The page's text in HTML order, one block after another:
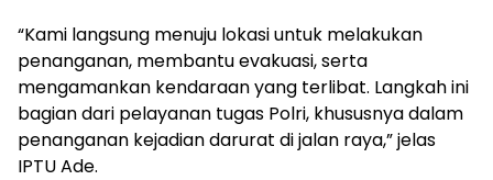
“Kami langsung menuju lokasi untuk melakukan
penanganan, membantu evakuasi, serta
mengamankan kendaraan yang terlibat. Langkah ini
bagian dari pelayanan tugas Polri, khususnya dalam
penanganan kejadian darurat di jalan raya,” jelas
IPTU Ade.